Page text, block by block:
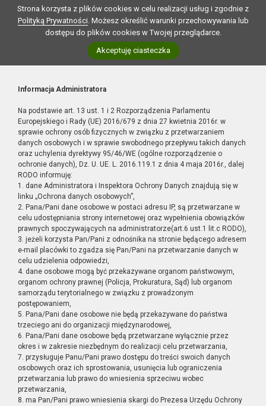
Strona korzysta z plików cookies w celu realizacji usług i zgodnie z
Polityką Prywatności. Możesz określić warunki przechowywania lub
dostępu do plików cookies w Twojej przeglądarce.
Akceptuję ciasteczka
Informacja Administratora
Na podstawie art. 13 ust. 1 i 2 Rozporządzenia Parlamentu
Europejskiego i Rady (UE) 2016/679 z dnia 27 kwietnia 2016r. w
sprawie ochrony osób fizycznych w związku z przetwarzaniem
danych osobowych i w sprawie swobodnego przepływu takich danych
oraz uchylenia dyrektywy 95/46/WE (ogólne rozporządzenie o
ochronie danych), Dz. U. UE. L. 2016.119.1 z dnia 4 maja 2016r., dalej
RODO informuję:
1. dane Administratora i Inspektora Ochrony Danych znajdują się w
linku „Ochrona danych osobowych”,
2. Pana/Pani dane osobowe w postaci adresu IP, są przetwarzane w
celu udostępniania strony internetowej oraz wypełnienia obowiązków
prawnych spoczywających na administratorze(art.6 ust.1 lit.c RODO),
3. jeżeli korzysta Pan/Pani z odnośnika na stronie będącego adresem
e-mail placówki to zgadza się Pan/Pani na przetwarzanie danych w
celu udzielenia odpowiedzi,
4. dane osobowe mogą być przekazywane organom państwowym,
organom ochrony prawnej (Policja, Prokuratura, Sąd) lub organom
samorządu terytorialnego w związku z prowadzonym
postępowaniem,
5. Pana/Pani dane osobowe nie będą przekazywane do państwa
trzeciego ani do organizacji międzynarodowej,
6. Pana/Pani dane osobowe będą przetwarzane wyłącznie przez
okres i w zakresie niezbędnym do realizacji celu przetwarzania,
7. przysługuje Panu/Pani prawo dostępu do treści swoich danych
osobowych oraz ich sprostowania, usunięcia lub ograniczenia
przetwarzania lub prawo do wniesienia sprzeciwu wobec
przetwarzania,
8. ma Pan/Pani prawo wniesienia skargi do Prezesa Urzędu Ochrony